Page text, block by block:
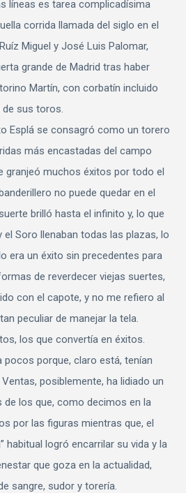
líneas es tarea complicadísima
corrida llamada del siglo en el
Miguel y José Luis Palomar,
grande de Madrid tras haber
Martín, con corbatín incluido
sus toros.
Esplá se consagró como un torero
más encastadas del campo
granjeó muchos éxitos por todo el
no puede quedar en el
brilló hasta el infinito y, lo que
el Soro llenaban todas las plazas, lo
era un éxito sin precedentes para
de reverdecer viejas suertes,
con el capote, y no me refiero al
peculiar de manejar la tela.
los que convertía en éxitos.
pocos porque, claro está, tenían
posiblemente, ha lidiado un
los que, como decimos en la
por las figuras mientras que, el
habitual logró encarrilar su vida y la
que goza en la actualidad,
sangre, sudor y torería.